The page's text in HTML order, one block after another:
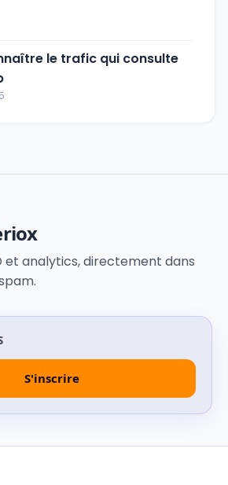
le trafic qui consulte
et analytics, directement dans